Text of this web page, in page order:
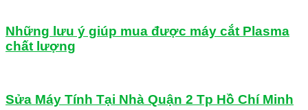
Những lưu ý giúp mua được máy cắt Plasma
chất lượng
Sửa Máy Tính Tại Nhà Quận 2 Tp Hồ Chí Minh